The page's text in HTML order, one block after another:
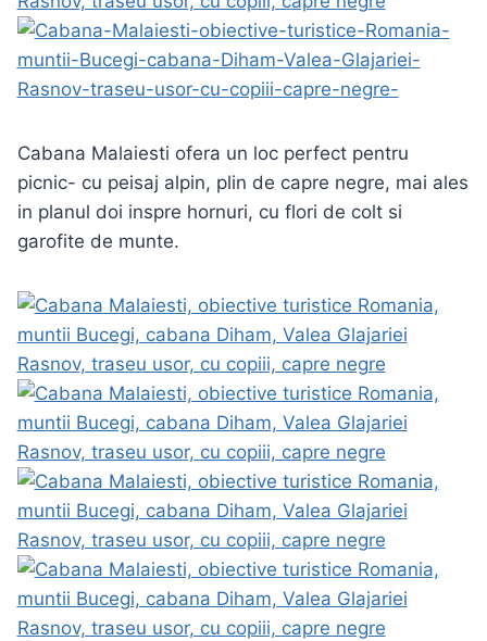
Cabana Malaiesti ofera un loc perfect pentru
picnic- cu peisaj alpin, plin de capre negre, mai ales
in planul doi inspre hornuri, cu flori de colt si
garofite de munte.